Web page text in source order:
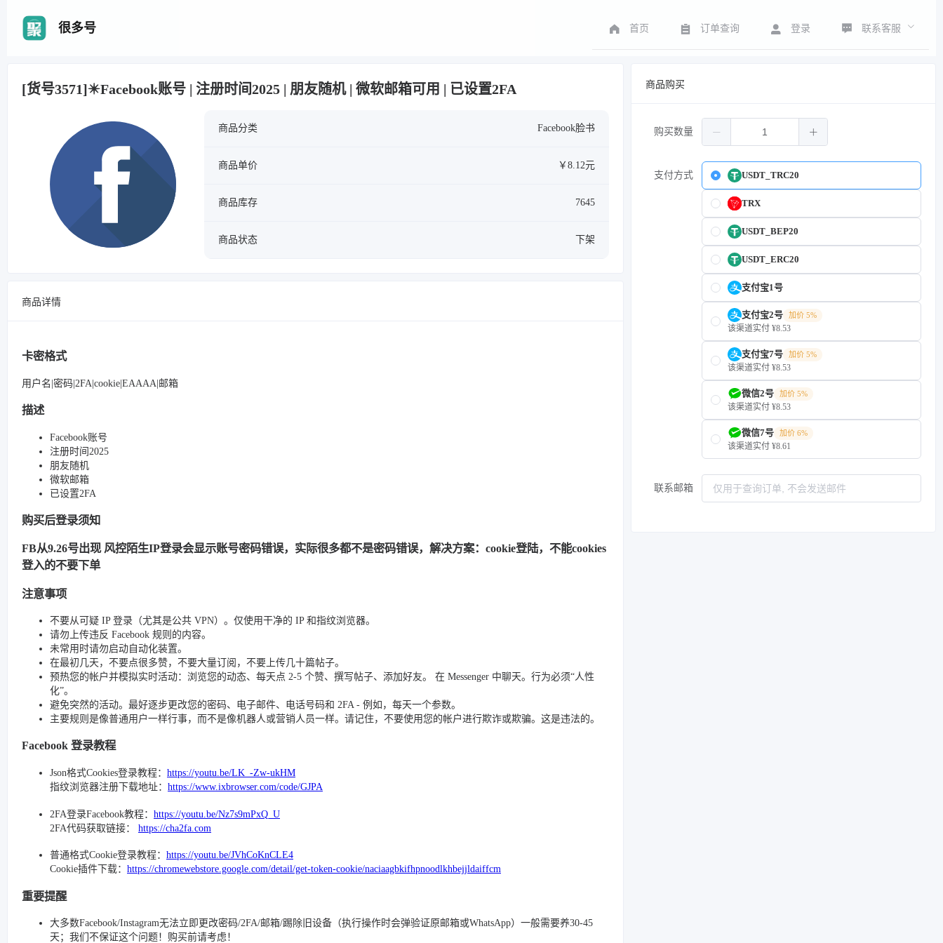
很多号 首页 订单查询 登录 联系客服
[货号3571]✴️Facebook账号 | 注册时间2025 | 朋友随机 | 微软邮箱可用 | 已设置2FA
商品分类 Facebook脸书
商品单价 ￥8.12元
商品库存 7645
商品状态 下架
商品详情
卡密格式
用户名|密码|2FA|cookie|EAAAA|邮箱
描述
Facebook账号
注册时间2025
朋友随机
微软邮箱
已设置2FA
购买后登录须知
FB从9.26号出现 风控陌生IP登录会显示账号密码错误，实际很多都不是密码错误，解决方案：cookie登陆，不能cookies
登入的不要下单
注意事项
不要从可疑 IP 登录（尤其是公共 VPN）。仅使用干净的 IP 和指纹浏览器。
请勿上传违反 Facebook 规则的内容。
未常用时请勿启动自动化装置。
在最初几天，不要点很多赞，不要大量订阅，不要上传几十篇帖子。
预热您的帐户并模拟实时活动：浏览您的动态、每天点 2-5 个赞、撰写帖子、添加好友。 在 Messenger 中聊天。行为必须“人性
化”。
避免突然的活动。最好逐步更改您的密码、电子邮件、电话号码和 2FA - 例如，每天一个参数。
主要规则是像普通用户一样行事，而不是像机器人或营销人员一样。请记住，不要使用您的帐户进行欺诈或欺骗。这是违法的。
Facebook 登录教程
Json格式Cookies登录教程： https://youtu.be/LK_-Zw-ukHM
指纹浏览器注册下载地址： https://www.ixbrowser.com/code/GJPA
2FA登录Facebook教程： https://youtu.be/Nz7s9mPxQ_U
2FA代码获取链接： https://cha2fa.com
普通格式Cookie登录教程： https://youtu.be/JVhCoKnCLE4
Cookie插件下载： https://chromewebstore.google.com/detail/get-token-cookie/naciaagbkifhpnoodlkhbejjldaiffcm
重要提醒
大多数Facebook/Instagram无法立即更改密码/2FA/邮箱/踢除旧设备（执行操作时会弹验证原邮箱或WhatsApp）一般需要养30-45
天；我们不保证这个问题！购买前请考虑！
商品购买
购买数量
支付方式 USDT_TRC20
TRX
USDT_BEP20
USDT_ERC20
支付宝1号
支付宝2号 加价 5%
该渠道实付 ¥8.53
支付宝7号 加价 5%
该渠道实付 ¥8.53
微信2号 加价 5%
该渠道实付 ¥8.53
微信7号 加价 6%
该渠道实付 ¥8.61
联系邮箱